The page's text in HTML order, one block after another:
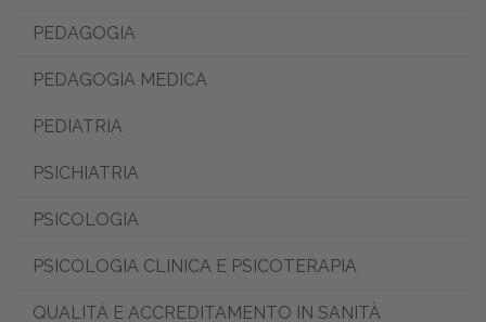
PEDAGOGIA
PEDAGOGIA MEDICA
PEDIATRIA
PSICHIATRIA
PSICOLOGIA
PSICOLOGIA CLINICA E PSICOTERAPIA
QUALITÀ E ACCREDITAMENTO IN SANITÀ